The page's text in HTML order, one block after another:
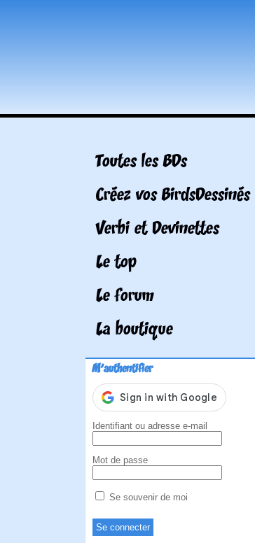
Toutes les BDs
Créez vos BirdsDessinés
Verbi et Devinettes
Le top
Le forum
La boutique
M'authentifier
Identifiant ou adresse e-mail
Mot de passe
Se souvenir de moi